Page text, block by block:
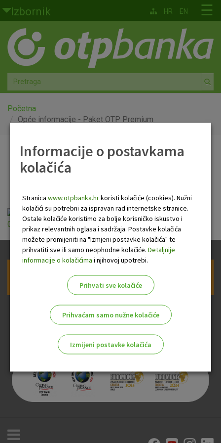
Skoči na glavni sadržaj
Izbornik
Građani
Privatno bankarstvo
Agro
Mala poduzeća i obrtnici
Globalna tržišta
O nama
☰
HR EN
Početna
Opće informacije - Paket OTP Premium
Opće informacije - Paket
OTP Premium
Opće informacije o Paketu OTP Premium
01.06.2026.pdf
Prijava na newsletter OTP banke
Informacije o postavkama
kolačića
Stranica www.otpbanka.hrkoristi kolačiće (cookies). Nužni
kolačići su potrebni za ispravan rad internetske stranice.
Ostale kolačiće koristimo za bolje korisničko iskustvo i
prikaz relevantnih oglasa i sadržaja. Postavke kolačića
možete promijeniti na "Izmjeni postavke kolačića" te
prihvatiti sve ili samo neophodne kolačiće. Detaljnije
informacije o kolačićima i njihovoj upotrebi.
Prihvati sve kolačiće
Prihvaćam samo nužne kolačiće
Izmijeni postavke kolačića